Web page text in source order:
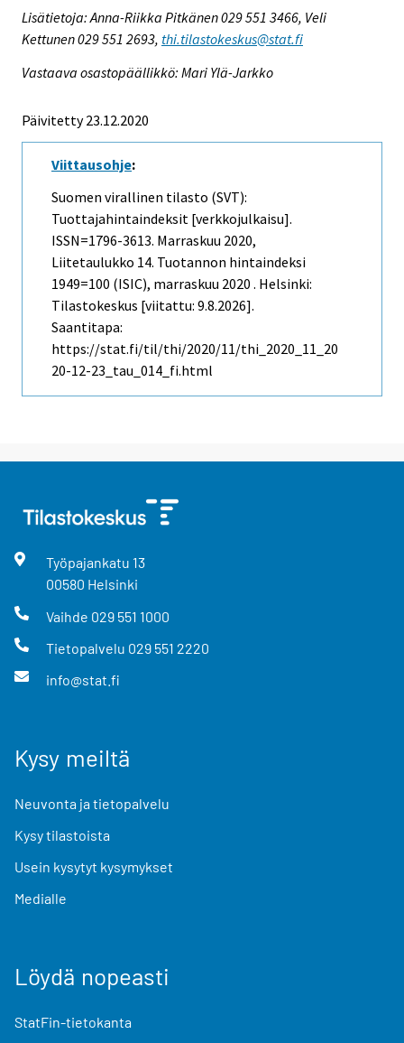
Lisätietoja: Anna-Riikka Pitkänen 029 551 3466, Veli
Kettunen 029 551 2693, thi.tilastokeskus@stat.fi
Vastaava osastopäällikkö: Mari Ylä-Jarkko
Päivitetty 23.12.2020
Viittausohje:
Suomen virallinen tilasto (SVT):
Tuottajahintaindeksit [verkkojulkaisu].
ISSN=1796-3613. Marraskuu 2020,
Liitetaulukko 14. Tuotannon hintaindeksi
1949=100 (ISIC), marraskuu 2020 . Helsinki:
Tilastokeskus [viitattu: 9.8.2026].
Saantitapa:
https://stat.fi/til/thi/2020/11/thi_2020_11_20
20-12-23_tau_014_fi.html
Työpajankatu 13
00580 Helsinki
Vaihde 029 551 1000
Tietopalvelu 029 551 2220
info@stat.fi
Kysy meiltä
Neuvonta ja tietopalvelu
Kysy tilastoista
Usein kysytyt kysymykset
Medialle
Löydä nopeasti
StatFin-tietokanta